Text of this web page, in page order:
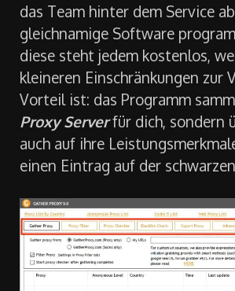
das Team hinter dem Service
gleichnamige Software
diese steht jedem kostenlos,
kleineren Einschränkungen zur
Vorteil ist: das Programm
Proxy Serverfür dich, sondern
auch auf ihre
einen Eintrag auf der